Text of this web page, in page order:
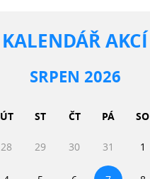
KALENDÁŘ AKCÍ
SRPEN 2026
ÚT ST ČT PÁ SO
28 29 30 31 1